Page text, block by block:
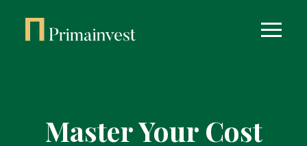
Master Your Cost